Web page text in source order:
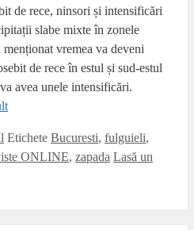
de rece, ninsori și intensificări
slabe mixte în zonele
vremea va deveni
de rece în estul și sud-estul
avea unele intensificări.
Etichete Bucuresti, fulguieli,
ONLINE, zapada Lasă un